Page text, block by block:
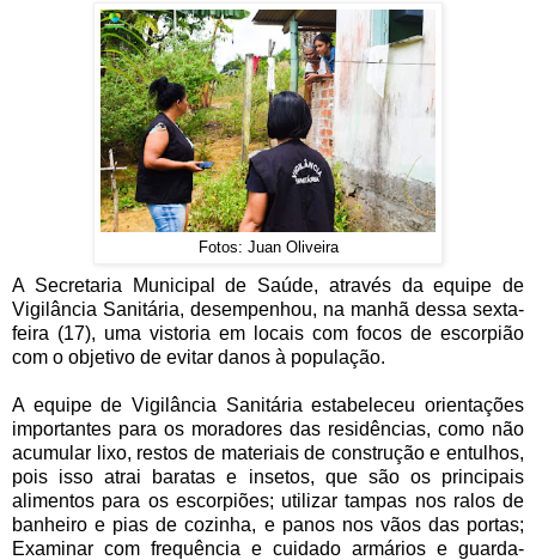
Fotos: Juan Oliveira
A Secretaria Municipal de Saúde, através da equipe de
Vigilância Sanitária, desempenhou, na manhã dessa sexta-
feira (17), uma vistoria em locais com focos de escorpião
com o objetivo de evitar danos à população.
A equipe de Vigilância Sanitária estabeleceu orientações
importantes para os moradores das residências, como não
acumular lixo, restos de materiais de construção e entulhos,
pois isso atrai baratas e insetos, que são os principais
alimentos para os escorpiões; utilizar tampas nos ralos de
banheiro e pias de cozinha, e panos nos vãos das portas;
Examinar com frequência e cuidado armários e guarda-